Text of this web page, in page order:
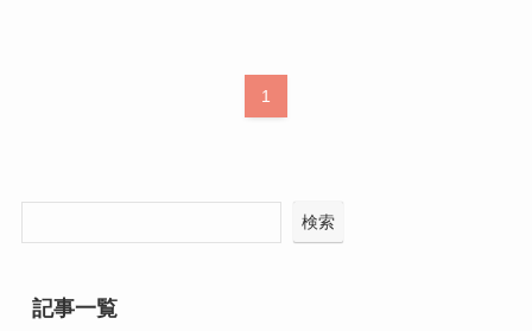
1
検索
記事一覧